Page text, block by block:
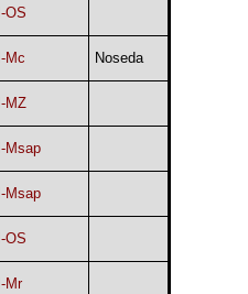
I-OS
I-Mc Noseda
I-MZ
I-Msap
I-Msap
I-OS
I-Mr